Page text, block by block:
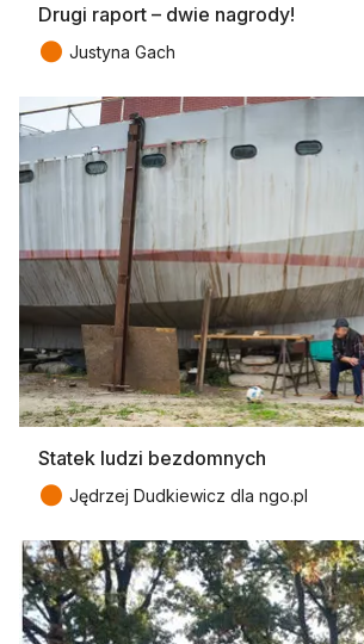
Drugi raport – dwie nagrody!
● Justyna Gach
Statek ludzi bezdomnych
● Jędrzej Dudkiewicz dla ngo.pl